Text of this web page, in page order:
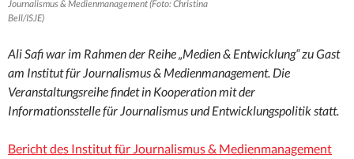
Journalismus & Medienmanagement (Foto: Christina
Bell/ISJE)
Ali Safi war im Rahmen der Reihe „Medien & Entwicklung“ zu Gast
am Institut für Journalismus & Medienmanagement. Die
Veranstaltungsreihe findet in Kooperation mit der
Informationsstelle für Journalismus und Entwicklungspolitik statt.
Bericht des Institut für Journalismus & Medienmanagement